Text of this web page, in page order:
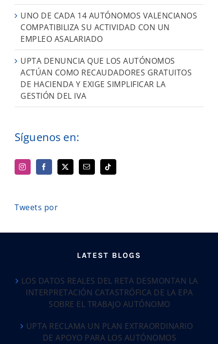
UNO DE CADA 14 AUTÓNOMOS VALENCIANOS
COMPATIBILIZA SU ACTIVIDAD CON UN
EMPLEO ASALARIADO
UPTA DENUNCIA QUE LOS AUTÓNOMOS
ACTÚAN COMO RECAUDADORES GRATUITOS
DE HACIENDA Y EXIGE SIMPLIFICAR LA
GESTIÓN DEL IVA
Síguenos en:
Tweets por
LATEST BLOGS
LOS DATOS REALES DEL RETA DESMONTAN LA
INTERPRETACIÓN CATASTRÓFICA DE LA EPA
SOBRE EL TRABAJO AUTÓNOMO
UPTA RECLAMA UN PLAN EXTRAORDINARIO
DE APOYO PARA LOS AUTÓNOMOS